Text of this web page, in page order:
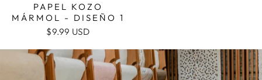
PAPEL KOZO
MÁRMOL - DISEÑO 1
$9.99 USD